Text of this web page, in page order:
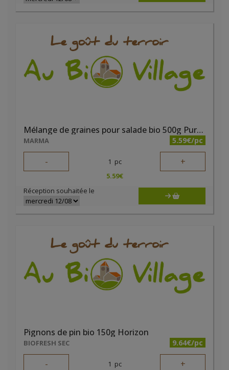
Mélange de graines pour salade bio 500g Pure & Prime
MARMA 5.59€/pc
- 1 pc +
5.59€
Réception souhaitée le
Pignons de pin bio 150g Horizon
BIOFRESH SEC 9.64€/pc
- 1 pc +